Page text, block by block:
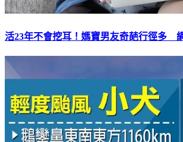
活23年不會挖耳！媽寶男友奇葩行徑多